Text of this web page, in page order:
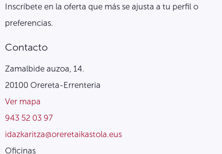
Inscríbete en la oferta que más se ajusta a tu perfil o
preferencias.
Contacto
Zamalbide auzoa, 14.
20100 Orereta-Errenteria
Ver mapa
943 52 03 97
idazkaritza@oreretaikastola.eus
Oficinas